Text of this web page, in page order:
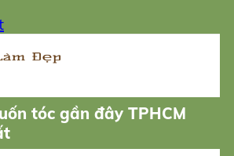
tóc gần đây TPHCM